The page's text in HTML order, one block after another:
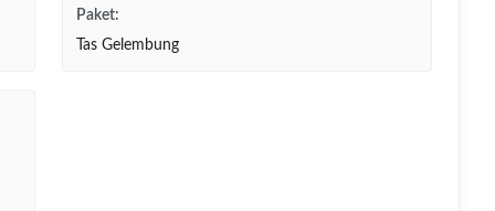
Paket:
Tas Gelembung